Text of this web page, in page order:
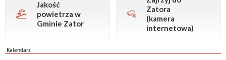
Jakość
powietrza w
Gminie Zator
Zatora
(kamera
internetowa)
Kalendarz